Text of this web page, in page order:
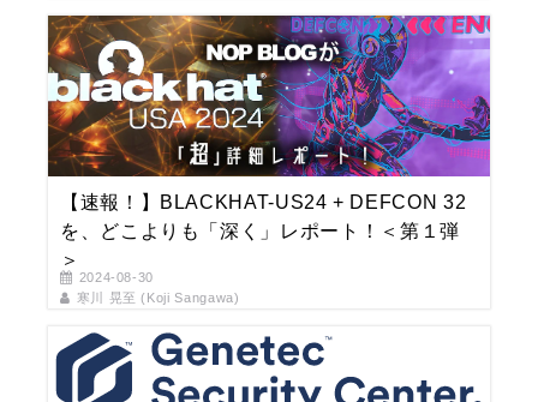
【速報！】BLACKHAT-US24 + DEFCON 32
を、どこよりも「深く」レポート！＜第１弾
＞
2024-08-30
寒川 晃至 (Koji Sangawa)